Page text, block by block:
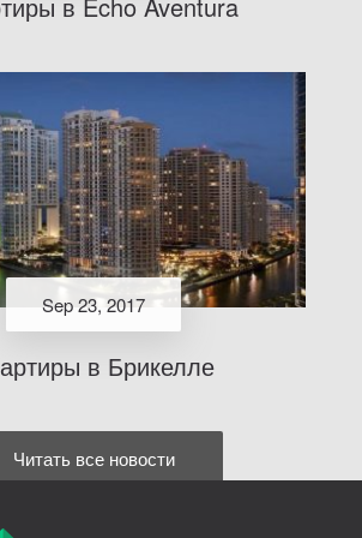
Sep 23, 2017
в Брикелле
Читать все новости